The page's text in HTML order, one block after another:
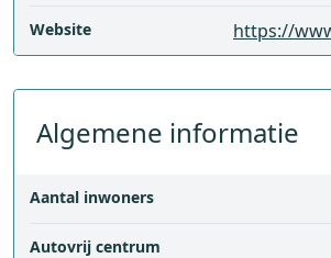
Website https://
Algemene informatie
Aantal inwoners
Autovrij centrum